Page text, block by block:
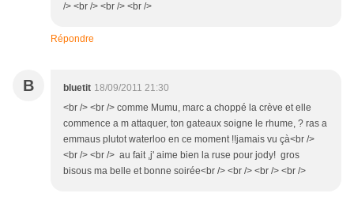
/> <br /> <br /> <br />
Répondre
B bluetit 18/09/2011 21:30
<br /> <br /> comme Mumu, marc a choppé la crève et elle
commence a m attaquer, ton gateaux soigne le rhume, ? ras a
emmaus plutot waterloo en ce moment !!jamais vu çà<br />
<br /> <br /> au fait ,j' aime bien la ruse pour jody! gros
bisous ma belle et bonne soirée<br /> <br /> <br /> <br />